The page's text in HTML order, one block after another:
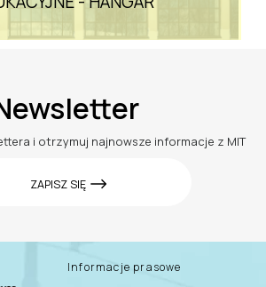
i otrzymuj najnowsze informacje z MIT
ZAPISZ SIĘ
Informacje prasowe